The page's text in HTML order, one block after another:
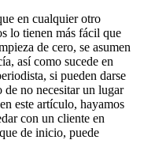
en cualquier otro
lo tienen más fácil que
de cero, se asumen
así como sucede en
si pueden darse
de no necesitar un lugar
este artículo, hayamos
con un cliente en
de inicio, puede